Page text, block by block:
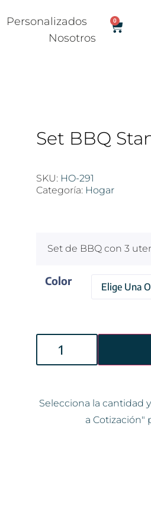
Personalizados
Nosotros
0
Set BBQ
SKU: HO-291
Categoría: Hogar
Set de BBQ con 3
Color
Selecciona la cantidad
a Cotización"